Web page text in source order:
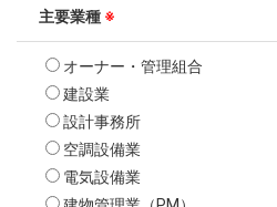
主要業種 ※
オーナー・管理組合
建設業
設計事務所
空調設備業
電気設備業